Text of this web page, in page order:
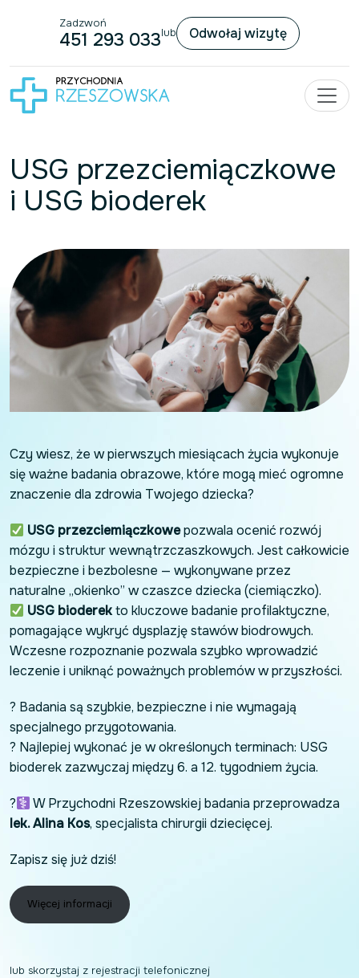
Przejdź do treści
Zadzwoń
451 293 033lub Odwołaj wizytę
USG przezciemiączkowe
i USG bioderek
Czy wiesz, że w pierwszych miesiącach życia wykonuje
się ważne badania obrazowe, które mogą mieć ogromne
znaczenie dla zdrowia Twojego dziecka?
USG przezciemiączkowepozwala ocenić rozwój
mózgu i struktur wewnątrzczaszkowych. Jest całkowicie
bezpieczne i bezbolesne — wykonywane przez
naturalne „okienko” w czaszce dziecka (ciemiączko).
USG bioderekto kluczowe badanie profilaktyczne,
pomagające wykryć dysplazję stawów biodrowych.
Wczesne rozpoznanie pozwala szybko wprowadzić
leczenie i uniknąć poważnych problemów w przyszłości.
? Badania są szybkie, bezpieczne i nie wymagają
specjalnego przygotowania.
? Najlepiej wykonać je w określonych terminach: USG
bioderek zazwyczaj między 6. a 12. tygodniem życia.
?‍
W Przychodni Rzeszowskiej badania przeprowadza
lek. Alina Kos, specjalista chirurgii dziecięcej.
Zapisz się już dziś!
Więcej informacji
lub skorzystaj z rejestracji telefonicznej